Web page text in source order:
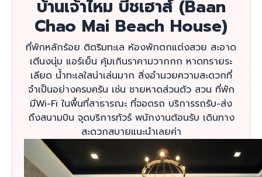
บ้านเจ้าไหม บีชเฮาส์ (Baan
Chao Mai Beach House)
ที่พักหลักร้อย ติดริมทะเล ห้องพักตกแต่งสวย สะอาด
เตีนงนุ่ม แอร์เย็น คุ้มเกินราคามวากกก หาดทรายระ
เลียด น้ำทะเลใสน่าเล่นมาก สิ่งอำนวยความสะดวกที่
จำเป็นอย่างครบครัน เช่น ชายหาดส่วนตัว สวน ที่พัก
มีWi-Fi ในพื้นที่สาธารณะ ที่จอดรถ บริการรถรับ-ส่ง
ถึงสนามบิน จุดบริการทัวร์ พนักงานต้อนรับ เดินทาง
สะดวกสบายแนะนำเลยค่า